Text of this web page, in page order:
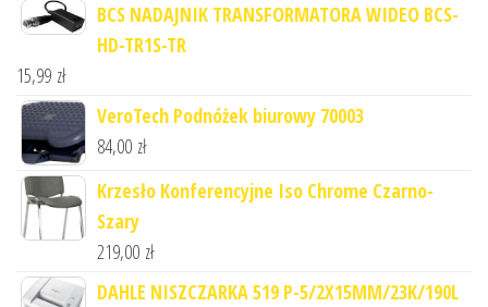
BCS NADAJNIK TRANSFORMATORA WIDEO BCS-
HD-TR1S-TR
15,99 zł
VeroTech Podnóżek biurowy 70003
84,00 zł
Krzesło Konferencyjne Iso Chrome Czarno-
Szary
219,00 zł
DAHLE NISZCZARKA 519 P-5/2X15MM/23K/190L